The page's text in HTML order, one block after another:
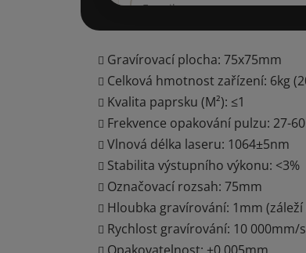
Potřebujeme na tebe kontakt, abychom
Gravírovací plocha: 75x75mm
Celková hmotnost zařízení: 6kg
Kvalita paprsku (M²): ≤1
Frekvence opakování pulzu: 27-
Vlnová délka laseru: 1064±5nm
Stabilita výstupního výkonu: <3%
Označovací rozsah: 75mm
Hloubka gravírování: 1mm (záleží
Rychlost gravírování: 10 000mm/s